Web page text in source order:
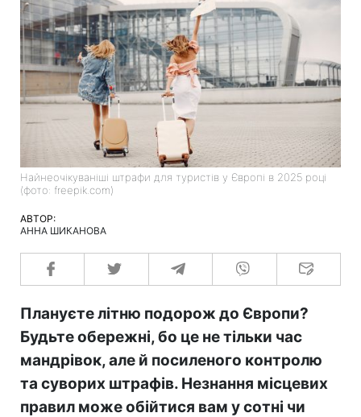
Найнеочікуваніші штрафи для туристів у Європі в 2025 році
(фото: freepik.com)
АВТОР:
АННА ШИКАНОВА
Плануєте літню подорож до Європи?
Будьте обережні, бо це не тільки час
мандрівок, але й посиленого контролю
та суворих штрафів. Незнання місцевих
правил може обійтися вам у сотні чи